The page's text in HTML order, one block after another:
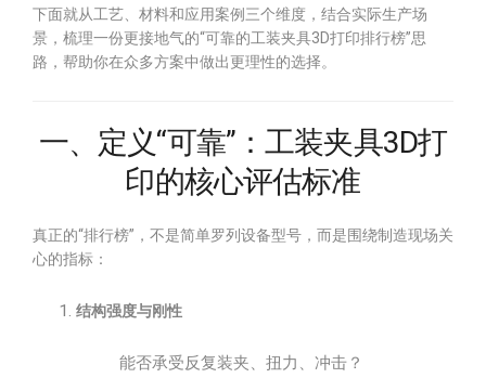
下面就从工艺、材料和应用案例三个维度，结合实际生产场
景，梳理一份更接地气的“可靠的工装夹具3D打印排行榜”思
路，帮助你在众多方案中做出更理性的选择。
一、定义“可靠”：工装夹具3D打
印的核心评估标准
真正的“排行榜”，不是简单罗列设备型号，而是围绕制造现场关
心的指标：
结构强度与刚性
能否承受反复装夹、扭力、冲击？